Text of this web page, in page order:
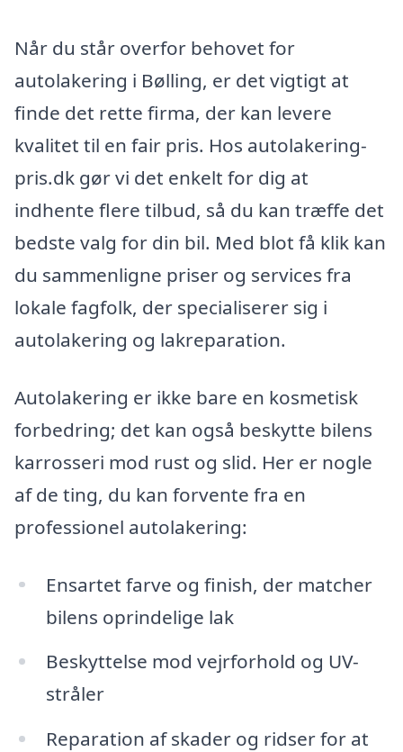
Når du står overfor behovet for
autolakering i Bølling, er det vigtigt at
finde det rette firma, der kan levere
kvalitet til en fair pris. Hos autolakering-
pris.dk gør vi det enkelt for dig at
indhente flere tilbud, så du kan træffe det
bedste valg for din bil. Med blot få klik kan
du sammenligne priser og services fra
lokale fagfolk, der specialiserer sig i
autolakering og lakreparation.
Autolakering er ikke bare en kosmetisk
forbedring; det kan også beskytte bilens
karrosseri mod rust og slid. Her er nogle
af de ting, du kan forvente fra en
professionel autolakering:
Ensartet farve og finish, der matcher
bilens oprindelige lak
Beskyttelse mod vejrforhold og UV-
stråler
Reparation af skader og ridser for at